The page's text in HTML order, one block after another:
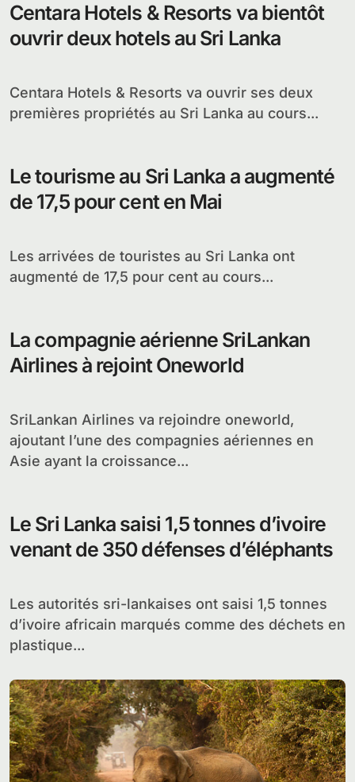
Centara Hotels & Resorts va bientôt
ouvrir deux hotels au Sri Lanka
Centara Hotels & Resorts va ouvrir ses deux
premières propriétés au Sri Lanka au cours...
Le tourisme au Sri Lanka a augmenté
de 17,5 pour cent en Mai
Les arrivées de touristes au Sri Lanka ont
augmenté de 17,5 pour cent au cours...
La compagnie aérienne SriLankan
Airlines à rejoint Oneworld
SriLankan Airlines va rejoindre oneworld,
ajoutant l’une des compagnies aériennes en
Asie ayant la croissance...
Le Sri Lanka saisi 1,5 tonnes d’ivoire
venant de 350 défenses d’éléphants
Les autorités sri-lankaises ont saisi 1,5 tonnes
d’ivoire africain marqués comme des déchets en
plastique...